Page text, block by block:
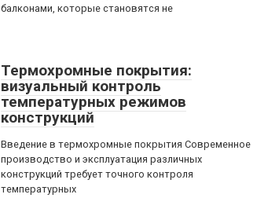
балконами, которые становятся не
Термохромные покрытия:
визуальный контроль
температурных режимов
конструкций
Введение в термохромные покрытия Современное
производство и эксплуатация различных
конструкций требует точного контроля
температурных